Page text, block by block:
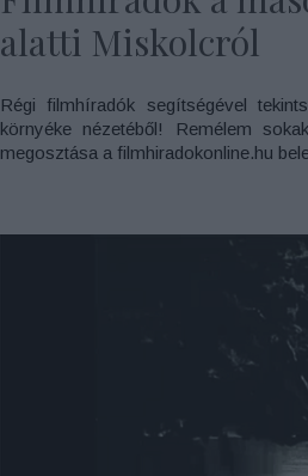
alatti Miskolcról
Régi filmhíradók segítségével
környéke nézetéből! Remélem
megosztása a filmhiradokonline.hu